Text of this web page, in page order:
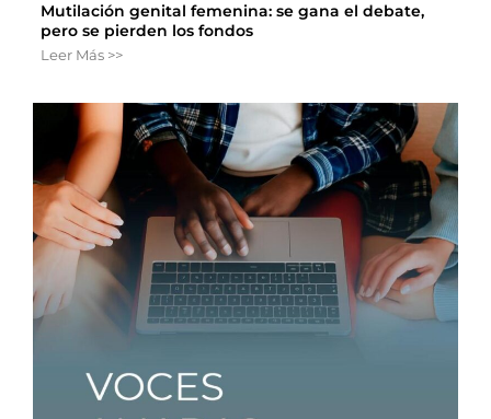
Mutilación genital femenina: se gana el debate,
pero se pierden los fondos
Leer Más >>